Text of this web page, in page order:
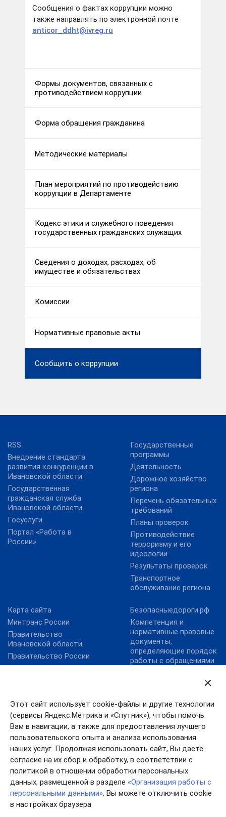
Этот сайт использует cookie-файлы и другие технологии
(сервисы Яндекс.Метрика и «Спутник»), чтобы помочь
Вам в навигации, а также для предоставления лучшего
пользовательского опыта и анализа использования
наших услуг. Продолжая использовать сайт, Вы даете
согласие на их сбор и обработку, в соответствии с
политикой в отношении обработки персональных
данных, размещенной в разделе «Организация работы с
персональными данными». Вы можете отключить cookie
в настройках браузера
Сообщения о фактах коррупции можно
также направлять по электронной почте
anticor_ddht@ivreg.ru
Формы документов, связанных с
противодействием коррупции
Форма обращения гражданина
Методические материалы
План мероприятий по противодействию
коррупции в Департаменте
Кодекс этики и служебного поведения
государственных гражданских служащих
Сведения о доходах, расходах, об
имуществе и обязательствах
Комиссии
Нормативные правовые акты
Сообщить о коррупции
RSS
Внедрение стандарта
развития конкуренции в
Ивановской области
Государственная
гражданская служба
Ивановской области
Госуслуги
Портал «Работа в
России»
Государственные
программы
Деятельность
Дорожное хозяйство
региона
Перечень обязательных
требований
Планы проверок
Противодействие
терроризму и его
идеологии
Результаты проверок
Транспортное
обслуживание региона
Карта сайта
Минтранс России
Правительство
Ивановской области
Правительство России
Правовой портал
Безопасныедороги.рф
Компетенция и
нормативные правовые
документы,
определяющие порядок
работы с обращениями
Личный прием
Общественная приемная
ОНФ «Карта убитых
дорог»